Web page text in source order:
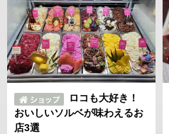
ロコも大好き！
おいしいソルベが味わえるお
店3選